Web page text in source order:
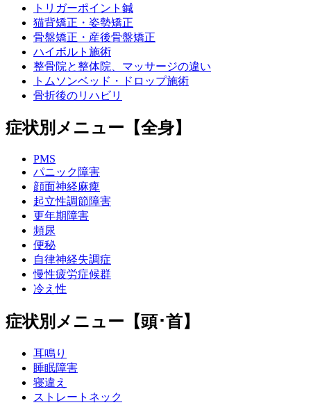
トリガーポイント鍼
猫背矯正・姿勢矯正
骨盤矯正・産後骨盤矯正
ハイボルト施術
整骨院と整体院、マッサージの違い
トムソンベッド・ドロップ施術
骨折後のリハビリ
症状別メニュー【全身】
PMS
パニック障害
顔面神経麻痺
起立性調節障害
更年期障害
頻尿
便秘
自律神経失調症
慢性疲労症候群
冷え性
症状別メニュー【頭･首】
耳鳴り
睡眠障害
寝違え
ストレートネック